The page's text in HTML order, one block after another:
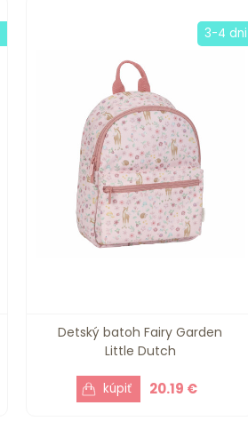
Detský batoh Fairy Garden
Little Dutch
20.19 €
3-4 dni